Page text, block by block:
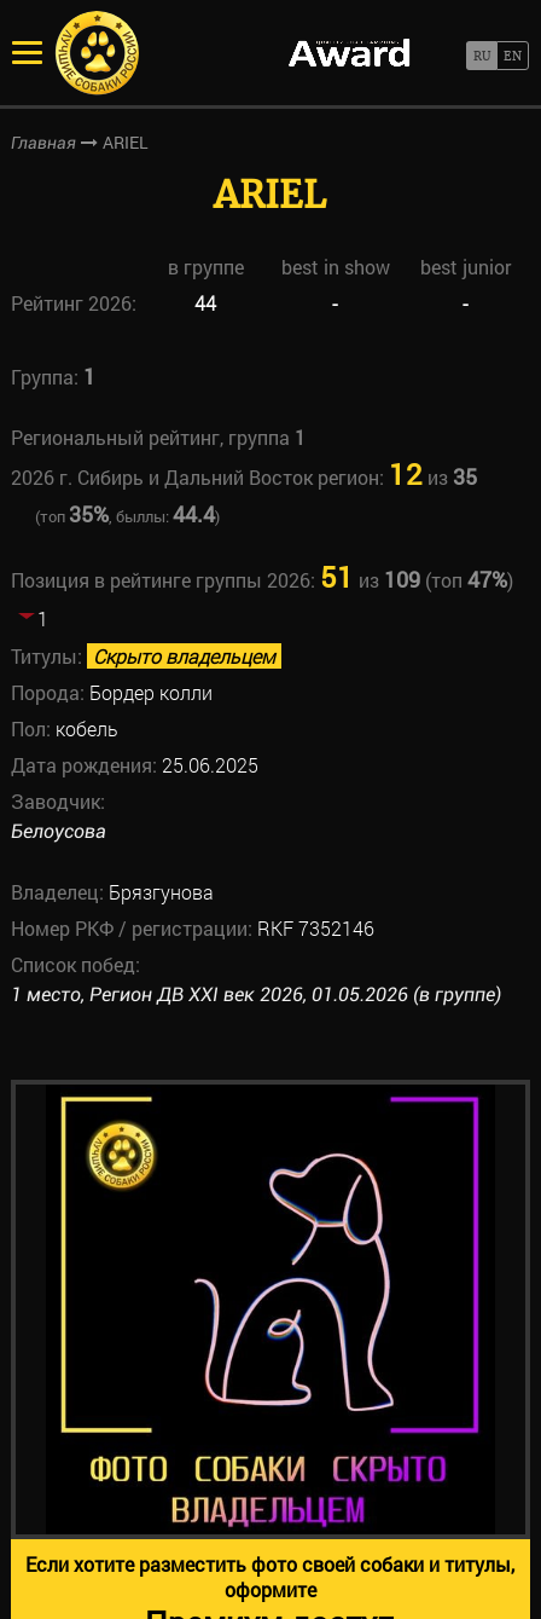
Главная ARIEL
ARIEL
в группе best in show
best junior
Рейтинг 2026:
44 - -
Группа: 1
Региональный рейтинг, группа 1
2026 г. Сибирь и Дальний Восток регион: 12из 35
(топ 35%, быллы:44.4)
Позиция в рейтинге группы 2026: 51 из 109(топ 47%)
1
Титулы: Скрыто владельцем
Порода: Бордер колли
Пол: кобель
Дата рождения: 25.06.2025
Заводчик:
Белоусова
Владелец: Брязгунова
Номер РКФ / регистрации: RKF 7352146
Список побед:
1 место, Регион ДВ XXI век 2026, 01.05.2026 (в группе)
Если хотите разместить фото своей собаки и титулы,
оформите